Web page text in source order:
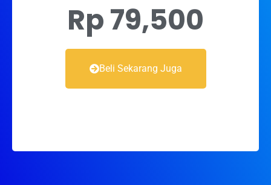
Rp 79,500
Beli Sekarang Juga